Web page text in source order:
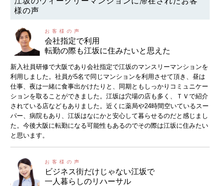
様の声
会社指定で利用
転勤の際も江坂に住みたいと思えた
新入社員研修で大阪であり会社指定で江坂のマンスリーマンションを
利用しました。社員が5名で同じマンションを利用させて頂き、昼は
仕事、夜は一緒に食事出かけたりと、同期ともしっかりコミュニケー
ションを取ることができました。江坂は穴場の店も多く、ＴＶで紹介
されている店などもありました。近くに薬局や24時間空いているスー
パー、病院もあり、江坂はなにかと安心して暮らせるのだと感じまし
た。今後大阪に転勤になる可能性もあるのでその際は江坂に住みたい
と思います。
ビジネス街だけじゃない江坂で
一人暮らしのリハーサル